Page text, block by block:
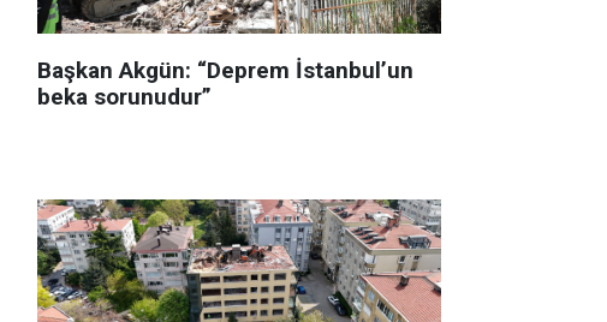
Başkan Akgün: “Deprem İstanbul’un
beka sorunudur”